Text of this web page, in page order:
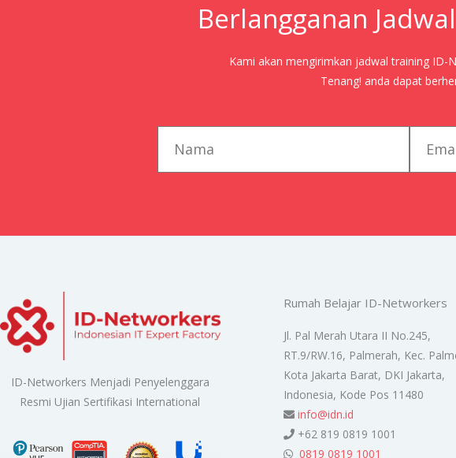
Berlangganan
Kami akan mengirimkan jadwal training ID-
Tenang! anda dapat
ID-Networkers Menjadi Penyelenggara
Resmi Ujian Sertifikasi International
Rumah Belajar ID-Networkers
Jl. Pal Merah Utara II No.245,
RT.9/RW.16, Palmerah, Kec.
Kota Jakarta Barat, DKI Jakarta,
Indonesia, Kode Pos 11480
info@idn.id
+62 819 0819 1001
0819 0819 1001